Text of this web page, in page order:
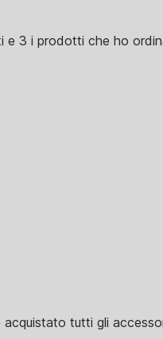
e 3 i prodotti che ho
tutti gli